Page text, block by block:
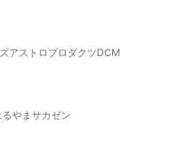
アストロプロダクツDCM
るやま サカゼン